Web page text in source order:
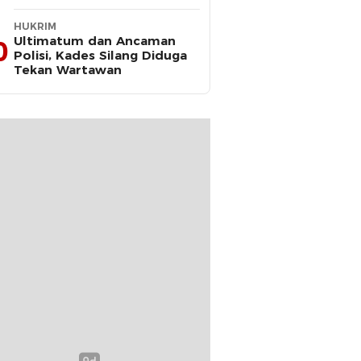
2025–2030
HUKRIM
Ultimatum dan Ancaman
Polisi, Kades Silang Diduga
Tekan Wartawan